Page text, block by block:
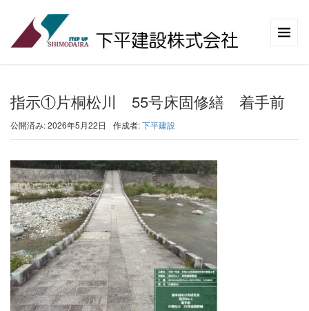
指示①片桐松川 55号床固修繕 着手前
公開済み: 2026年5月22日 作成者:下平建設